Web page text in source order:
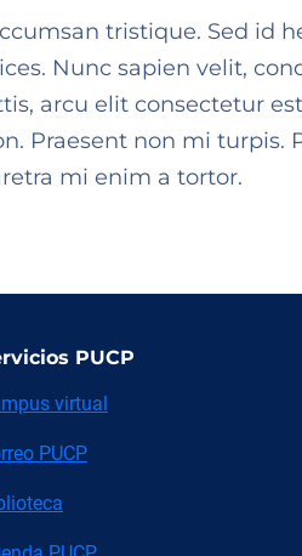
tristique. Sed id
Nunc sapien velit,
arcu elit consectetur
non mi turpis.
mi enim a tortor.
PUCP
virtual
PUCP